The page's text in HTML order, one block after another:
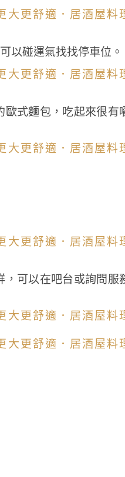
以碰運氣找找停車位。
式麵包，吃起來很有
，可以在吧台或詢問服